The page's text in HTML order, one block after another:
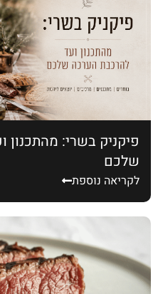
פיקניק בשרי:
שלכם
לקריאה נוספת